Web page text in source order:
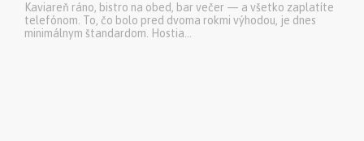
Kaviareň ráno, bistro na obed, bar večer — a všetko zaplatíte
telefónom. To, čo bolo pred dvoma rokmi výhodou, je dnes
minimálnym štandardom. Hostia...